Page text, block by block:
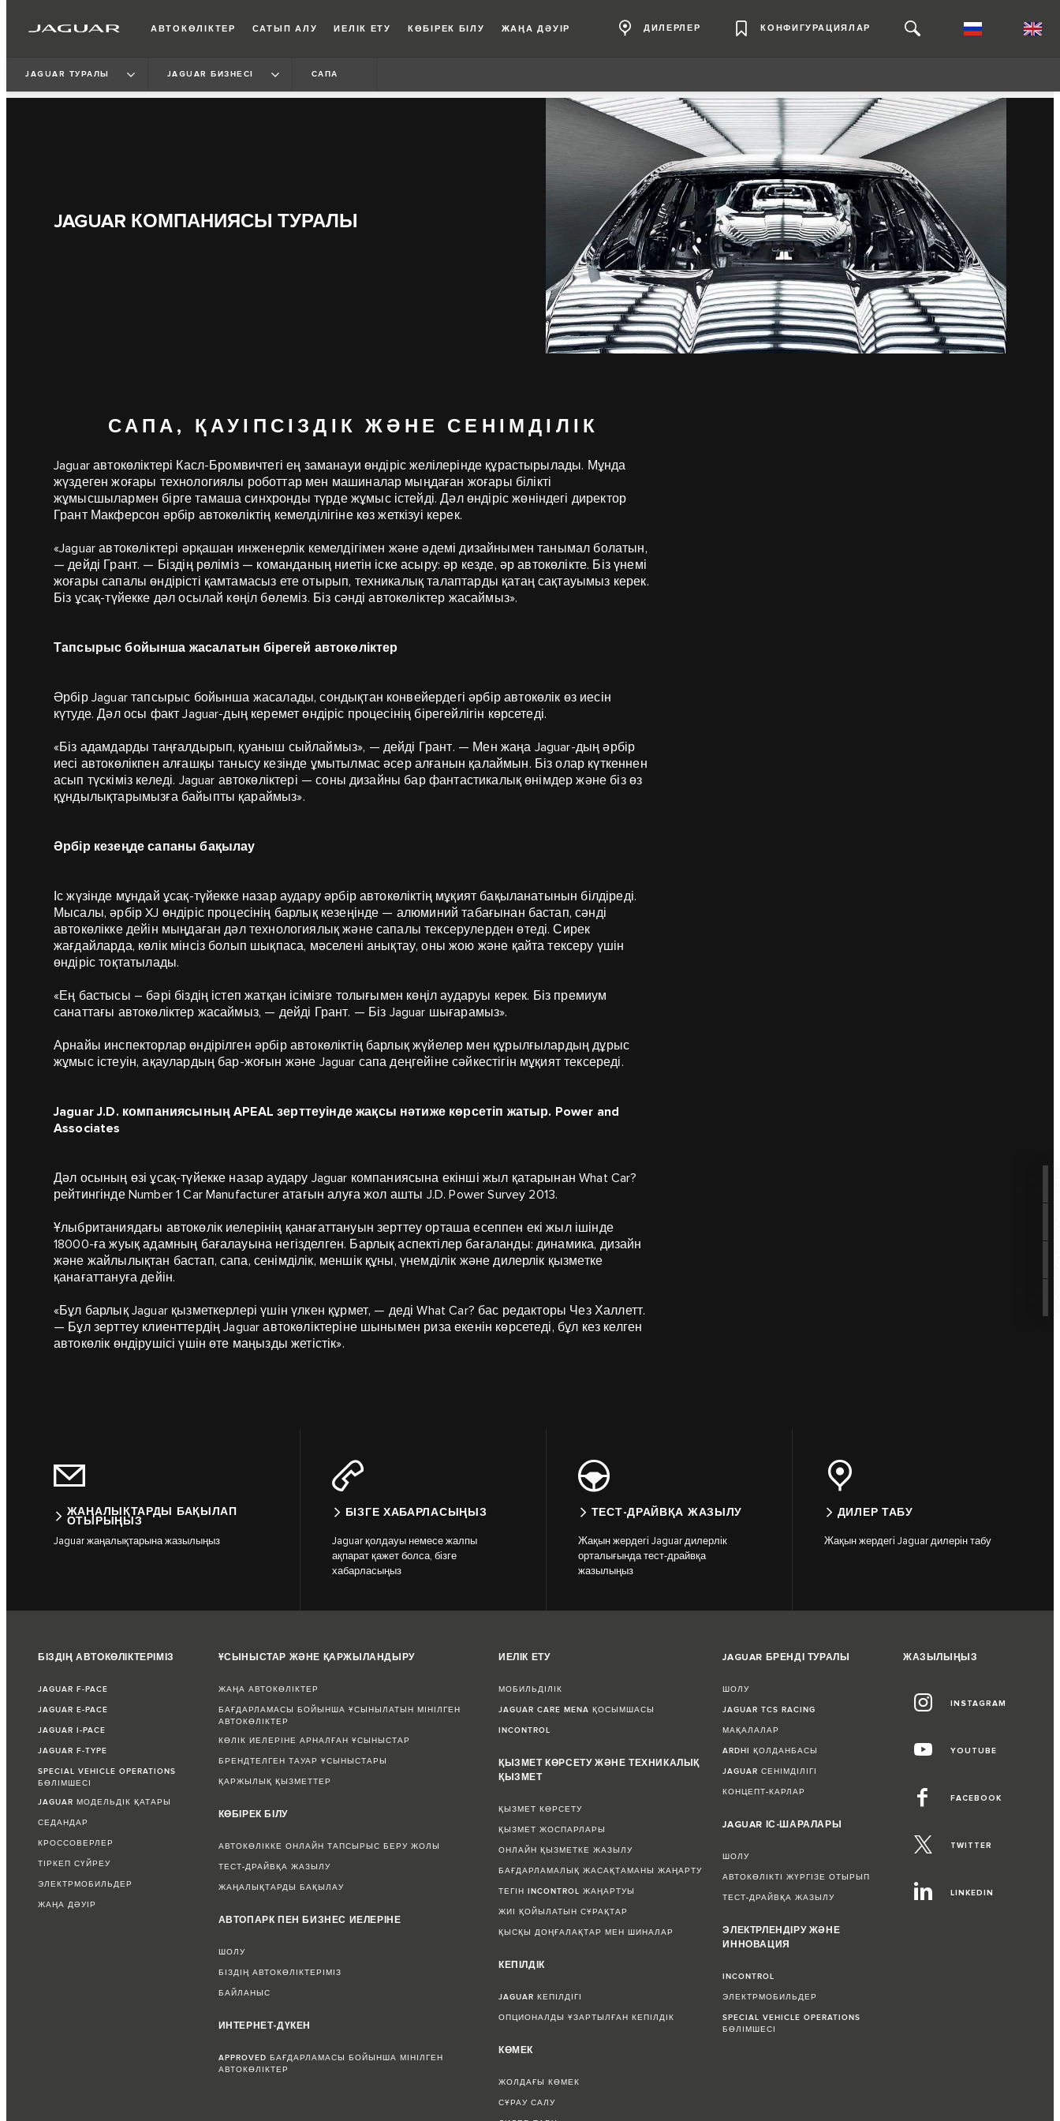
АВТОКӨЛІКТЕР САТЫП АЛУ ИЕЛІК ЕТУ КӨБІРЕК БІЛУ ЖАҢА ДӘУІР ДИЛЕРЛЕР КОНФИГУРАЦИЯЛАР
JAGUAR ТУРАЛЫ JAGUAR БИЗНЕСІ САПА
JAGUAR КОМПАНИЯСЫ ТУРАЛЫ
САПА, ҚАУІПСІЗДІК ЖӘНЕ СЕНІМДІЛІК
Jaguar автокөліктері Касл-Бромвичтегі ең заманауи өндіріс желілерінде құрастырылады. Мұнда
жүздеген жоғары технологиялы роботтар мен машиналар мыңдаған жоғары білікті
жұмысшылармен бірге тамаша синхронды түрде жұмыс істейді. Дәл өндіріс жөніндегі директор
Грант Макферсон әрбір автокөліктің кемелділігіне көз жеткізуі керек.
«Jaguar автокөліктері әрқашан инженерлік кемелдігімен және әдемі дизайнымен танымал болатын,
— дейді Грант. — Біздің рөліміз — команданың ниетін іске асыру: әр кезде, әр автокөлікте. Біз үнемі
жоғары сапалы өндірісті қамтамасыз ете отырып, техникалық талаптарды қатаң сақтауымыз керек.
Біз ұсақ-түйекке дәл осылай көңіл бөлеміз. Біз сәнді автокөліктер жасаймыз».
Тапсырыс бойынша жасалатын бірегей автокөліктер
Әрбір Jaguar тапсырыс бойынша жасалады, сондықтан конвейердегі әрбір автокөлік өз иесін
күтуде. Дәл осы факт Jaguar-дың керемет өндіріс процесінің бірегейлігін көрсетеді.
«Біз адамдарды таңғалдырып, қуаныш сыйлаймыз», — дейді Грант. — Мен жаңа Jaguar-дың әрбір
иесі автокөлікпен алғашқы танысу кезінде ұмытылмас әсер алғанын қалаймын. Біз олар күткеннен
асып түскіміз келеді. Jaguar автокөліктері — соны дизайны бар фантастикалық өнімдер және біз өз
құндылықтарымызға байыпты қараймыз».
Әрбір кезеңде сапаны бақылау
Іс жүзінде мұндай ұсақ-түйекке назар аудару әрбір автокөліктің мұқият бақыланатынын білдіреді.
Мысалы, әрбір XJ өндіріс процесінің барлық кезеңінде — алюминий табағынан бастап, сәнді
автокөлікке дейін мыңдаған дәл технологиялық және сапалы тексерулерден өтеді. Сирек
жағдайларда, көлік мінсіз болып шықпаса, мәселені анықтау, оны жою және қайта тексеру үшін
өндіріс тоқтатылады.
«Ең бастысы – бәрі біздің істеп жатқан ісімізге толығымен көңіл аударуы керек. Біз премиум
санаттағы автокөліктер жасаймыз, — дейді Грант. — Біз Jaguar шығарамыз».
Арнайы инспекторлар өндірілген әрбір автокөліктің барлық жүйелер мен құрылғылардың дұрыс
жұмыс істеуін, ақаулардың бар-жоғын және Jaguar сапа деңгейіне сәйкестігін мұқият тексереді.
Jaguar J.D. компаниясының APEAL зерттеуінде жақсы нәтиже көрсетіп жатыр. Power and
Associates
Дәл осының өзі ұсақ-түйекке назар аудару Jaguar компаниясына екінші жыл қатарынан What Car?
рейтингінде Number 1 Car Manufacturer атағын алуға жол ашты J.D. Power Survey 2013.
Ұлыбританиядағы автокөлік иелерінің қанағаттануын зерттеу орташа есеппен екі жыл ішінде
18000-ға жуық адамның бағалауына негізделген. Барлық аспектілер бағаланды: динамика, дизайн
және жайлылықтан бастап, сапа, сенімділік, меншік құны, үнемділік және дилерлік қызметке
қанағаттануға дейін.
«Бұл барлық Jaguar қызметкерлері үшін үлкен құрмет, — деді What Car? бас редакторы Чез Халлетт.
— Бұл зерттеу клиенттердің Jaguar автокөліктеріне шынымен риза екенін көрсетеді, бұл кез келген
автокөлік өндірушісі үшін өте маңызды жетістік».
ЖАҢАЛЫҚТАРДЫ БАҚЫЛАП
ОТЫРЫҢЫЗ
Jaguar жаңалықтарына жазылыңыз
БІЗГЕ ХАБАРЛАСЫҢЫЗ
Jaguar қолдауы немесе жалпы
ақпарат қажет болса, бізге
хабарласыңыз
ТЕСТ-ДРАЙВҚА ЖАЗЫЛУ
Жақын жердегі Jaguar дилерлік
орталығында тест-драйвқа
жазылыңыз
ДИЛЕР ТАБУ
Жақын жердегі Jaguar дилерін табу
БІЗДІҢ АВТОКӨЛІКТЕРІМІЗ
JAGUAR F-PACE
JAGUAR E-PACE
JAGUAR I-PACE
JAGUAR F-TYPE
SPECIAL VEHICLE OPERATIONS
БӨЛІМШЕСІ
JAGUAR МОДЕЛЬДІК ҚАТАРЫ
СЕДАНДАР
КРОССОВЕРЛЕР
ТІРКЕП СҮЙРЕУ
ЭЛЕКТРМОБИЛЬДЕР
ЖАҢА ДӘУІР
ҰСЫНЫСТАР ЖӘНЕ ҚАРЖЫЛАНДЫРУ
ЖАҢА АВТОКӨЛІКТЕР
БАҒДАРЛАМАСЫ БОЙЫНША ҰСЫНЫЛАТЫН МІНІЛГЕН
АВТОКӨЛІКТЕР
КӨЛІК ИЕЛЕРІНЕ АРНАЛҒАН ҰСЫНЫСТАР
БРЕНДТЕЛГЕН ТАУАР ҰСЫНЫСТАРЫ
ҚАРЖЫЛЫҚ ҚЫЗМЕТТЕР
КӨБІРЕК БІЛУ
АВТОКӨЛІККЕ ОНЛАЙН ТАПСЫРЫС БЕРУ ЖОЛЫ
ТЕСТ-ДРАЙВҚА ЖАЗЫЛУ
ЖАҢАЛЫҚТАРДЫ БАҚЫЛАУ
АВТОПАРК ПЕН БИЗНЕС ИЕЛЕРІНЕ
ШОЛУ
БІЗДІҢ АВТОКӨЛІКТЕРІМІЗ
БАЙЛАНЫС
ИНТЕРНЕТ-ДҮКЕН
APPROVED БАҒДАРЛАМАСЫ БОЙЫНША МІНІЛГЕН
АВТОКӨЛІКТЕР
ИЕЛІК ЕТУ
МОБИЛЬДІЛІК
JAGUAR CARE MENA ҚОСЫМШАСЫ
INCONTROL
ҚЫЗМЕТ КӨРСЕТУ ЖӘНЕ ТЕХНИКАЛЫҚ
ҚЫЗМЕТ
ҚЫЗМЕТ КӨРСЕТУ
ҚЫЗМЕТ ЖОСПАРЛАРЫ
ОНЛАЙН ҚЫЗМЕТКЕ ЖАЗЫЛУ
БАҒДАРЛАМАЛЫҚ ЖАСАҚТАМАНЫ ЖАҢАРТУ
ТЕГІН INCONTROL ЖАҢАРТУЫ
ЖИІ ҚОЙЫЛАТЫН СҰРАҚТАР
ҚЫСҚЫ ДОҢҒАЛАҚТАР МЕН ШИНАЛАР
КЕПІЛДІК
JAGUAR КЕПІЛДІГІ
ОПЦИОНАЛДЫ ҰЗАРТЫЛҒАН КЕПІЛДІК
КӨМЕК
ЖОЛДАҒЫ КӨМЕК
СҰРАУ САЛУ
JAGUAR БРЕНДІ ТУРАЛЫ
ШОЛУ
JAGUAR TCS RACING
МАҚАЛАЛАР
ARDHI ҚОЛДАНБАСЫ
JAGUAR СЕНІМДІЛІГІ
КОНЦЕПТ-КАРЛАР
JAGUAR ІС-ШАРАЛАРЫ
ШОЛУ
АВТОКӨЛІКТІ ЖҮРГІЗЕ ОТЫРЫП
ТЕСТ-ДРАЙВҚА ЖАЗЫЛУ
ЭЛЕКТРЛЕНДІРУ ЖӘНЕ
ИННОВАЦИЯ
INCONTROL
ЭЛЕКТРМОБИЛЬДЕР
SPECIAL VEHICLE OPERATIONS
БӨЛІМШЕСІ
ЖАЗЫЛЫҢЫЗ
INSTAGRAM
YOUTUBE
FACEBOOK
TWITTER
LINKEDIN